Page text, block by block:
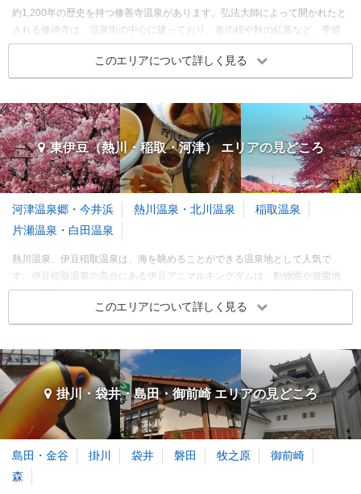
温泉街に近いきれいなビー
チ
洋風ランプが素敵
ステンドグラスやランプが
いっぱい
寺・神社・教会
静岡市（葵区・駿河区）
4.00
訪れたトラベラーのクチコミ
日本最初の東照宮
家康公の行為名に従い2大将
で、色もとっても鮮やかい
ろいろ見るものができてま
家康の墓所 さすがにゴー
名所・史跡
静岡市（葵区・駿河区）
3.31
訪れたトラベラーのクチコミ
駅近くの無料スポット
静岡駅の無料スポットは魅
力的
静岡・清水・焼津・藤枝 各都市の観光ランキングを見る
9～11月
12～2月
浜松・浜名湖・舘山寺 エリアの季節別人気スポット
春3～5月 夏 6～8月 秋9～11月 冬12～2月
クリップ
龍潭寺
寺・神社・教会 浜北・引佐
3.48
訪れたトラベラーのクチコミ
浜松市楽器博物館
美術館・博物館 浜松
3.53
訪れたトラベラーのクチコミ
約1,200年の歴史を持つ修善寺温泉があります。弘法大師によって開かれたと
される修禅寺は、温泉街の中心に建っており、春の桜や秋の紅葉など、季節
ごとに違った風情を楽しめます。天城湯ヶ島温泉は、緑豊かなエリアで、情
緒あふれる旧天城トンネルや、日本の滝100選にも選ばれた浄蓮の滝など、心
洗われる風景があります。伊豆の国パノラマパークの展望台では、富士山や
中伊豆（伊豆長岡・修善寺） エリア 旅行者の傾向
旅行時期 同行者 予算
3～5月
6～8月
12～2月
※このエリアに投稿された旅行記をもとに集計
春3～5月 夏6～8月 9～11月 冬12～2月
クリップ クリップ
このエリアについて詳しく見る
東伊豆（熱川・稲取・河津） エリアの見どころ
河津温泉郷・今井浜 熱川温泉・北川温泉
稲取温泉
片瀬温泉・白田温泉
熱川温泉、伊豆稲取温泉は、海を眺めることができる温泉地として人気で
す。伊豆稲取温泉の高台にある伊豆アニマルキングダムは、動物園や遊園地
などの複合的施設で、ホワイトタイガーが見られることで人気です。河津温
泉郷の河津七滝は、河津川の上流から下流に並ぶ7つの滝を眺めながら、散策
できます。熱川バナナワニ園には、世界のワニ22種類が集められ、ニシレッ
ます。
東伊豆（熱川・稲取・河津） エリア 旅行者の傾向
旅行時期 同行者 予算
3～5月
このエリアについて詳しく見る
掛川・袋井・島田・御前崎 エリアの見どころ
島田・金谷 掛川 袋井 磐田 牧之原
御前崎
森